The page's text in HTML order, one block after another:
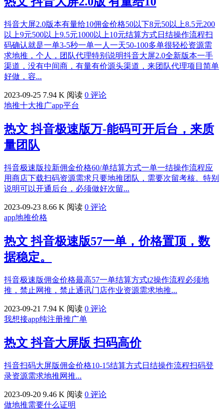
抖音大屏2.0版本有量给10佣金价格50以下8元50以上8.5元200
以上9元500以上9.5元1000以上10元结算方式日结操作流程扫
码确认就是一单3-5秒一单一人一天50-100多单很轻松资源需
求地推，个人，团队代理特别说明抖音大屏2.0全新版本一手
渠道，没有中间商，有量有价源头渠道，来团队代理项目简单
好做，容...
2023-09-25 7.94 K 阅读 0 评论
地推十大推广app平台
热文抖音极速版万-能码可开后台，来质
量团队
抖音极速版拉新佣金价格60/单结算方式一单一结操作流程应
用商店下载扫码资源需求只要地推团队，需要次留考核。特别
说明可以开通后台，必须做好次留...
2023-09-23 8.66 K 阅读 0 评论
app地推价格
热文抖音极速版57一单，价格置顶，数
据稳定。
抖音极速版佣金价格最高57一单结算方式t2操作流程必须地
推，禁止网推，禁止通讯门店作业资源需求地推...
2023-09-21 7.94 K 阅读 0 评论
我想接app纯注册推广单
热文抖音大屏版 扫码高价
抖音扫码大屏版佣金价格10-15结算方式日结操作流程扫码登
录资源需求地推网推...
2023-09-20 9.46 K 阅读 0 评论
做地推需要什么证明